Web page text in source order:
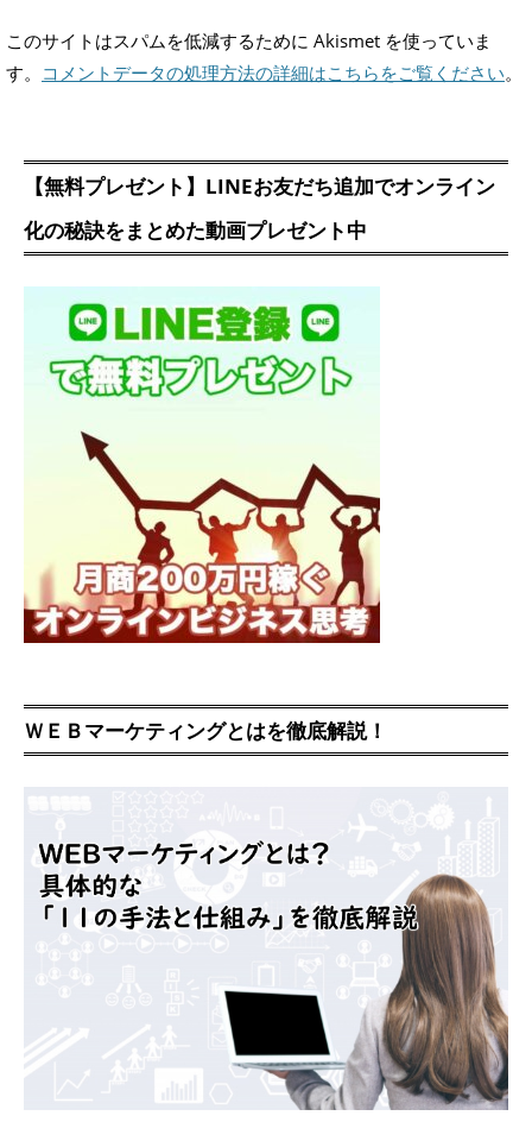
このサイトはスパムを低減するために Akismet を使っていま
す。 コメントデータの処理方法の詳細はこちらをご覧ください。
【無料プレゼント】LINEお友だち追加でオンライン
化の秘訣をまとめた動画プレゼント中
ＷＥＢマーケティングとはを徹底解説！